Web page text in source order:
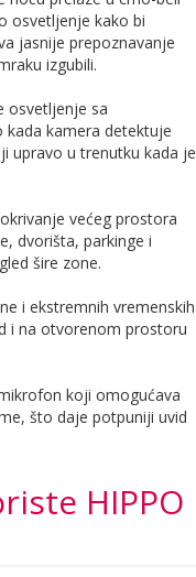
osvetljenje kako bi
jasnije prepoznavanje
izgubili.
osvetljenje sa
kada kamera detektuje
upravo u trenutku kada je
većeg prostora
dvorišta, parkinge i
šire zone.
i ekstremnih vremenskih
i na otvorenom prostoru
koji omogućava
što daje potpuniji uvid
HIPPO